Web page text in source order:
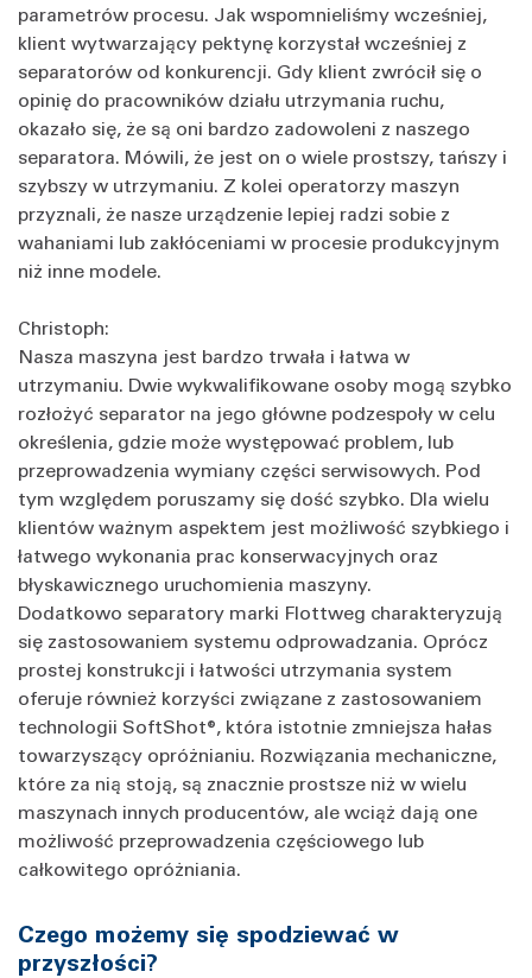
parametrów procesu. Jak wspomnieliśmy wcześniej,
klient wytwarzający pektynę korzystał wcześniej z
separatorów od konkurencji. Gdy klient zwrócił się o
opinię do pracowników działu utrzymania ruchu,
okazało się, że są oni bardzo zadowoleni z naszego
separatora. Mówili, że jest on o wiele prostszy, tańszy i
szybszy w utrzymaniu. Z kolei operatorzy maszyn
przyznali, że nasze urządzenie lepiej radzi sobie z
wahaniami lub zakłóceniami w procesie produkcyjnym
niż inne modele.
Christoph:
Nasza maszyna jest bardzo trwała i łatwa w
utrzymaniu. Dwie wykwalifikowane osoby mogą szybko
rozłożyć separator na jego główne podzespoły w celu
określenia, gdzie może występować problem, lub
przeprowadzenia wymiany części serwisowych. Pod
tym względem poruszamy się dość szybko. Dla wielu
klientów ważnym aspektem jest możliwość szybkiego i
łatwego wykonania prac konserwacyjnych oraz
błyskawicznego uruchomienia maszyny.
Dodatkowo separatory marki Flottweg charakteryzują
się zastosowaniem systemu odprowadzania. Oprócz
prostej konstrukcji i łatwości utrzymania system
oferuje również korzyści związane z zastosowaniem
technologii SoftShot®, która istotnie zmniejsza hałas
towarzyszący opróżnianiu. Rozwiązania mechaniczne,
które za nią stoją, są znacznie prostsze niż w wielu
maszynach innych producentów, ale wciąż dają one
możliwość przeprowadzenia częściowego lub
całkowitego opróżniania.
Czego możemy się spodziewać w
przyszłości?